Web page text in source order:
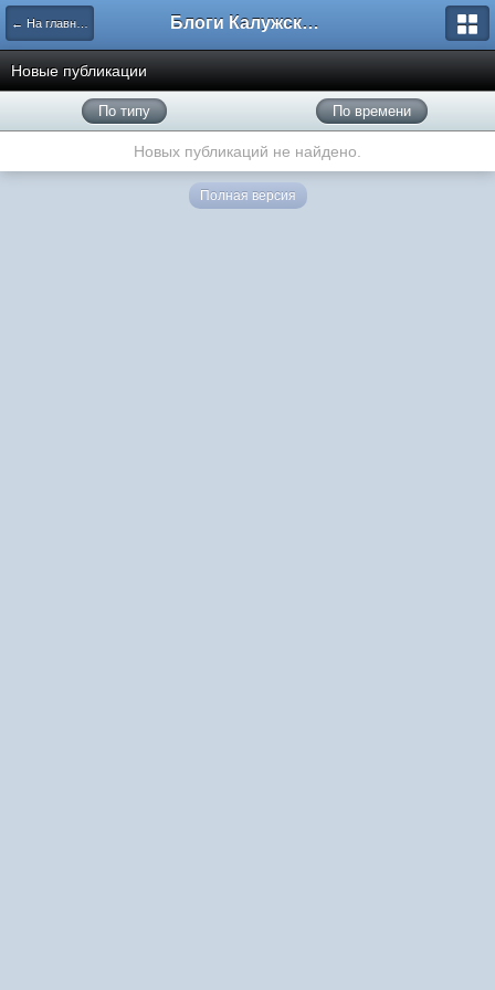
← На главную Блоги Калужского перекрестка
Новые публикации
По типу По времени
Новых публикаций не найдено.
Полная версия